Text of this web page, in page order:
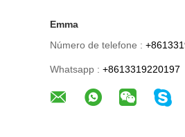
Emma
Número de telefone :
Whatsapp : +8613319220197